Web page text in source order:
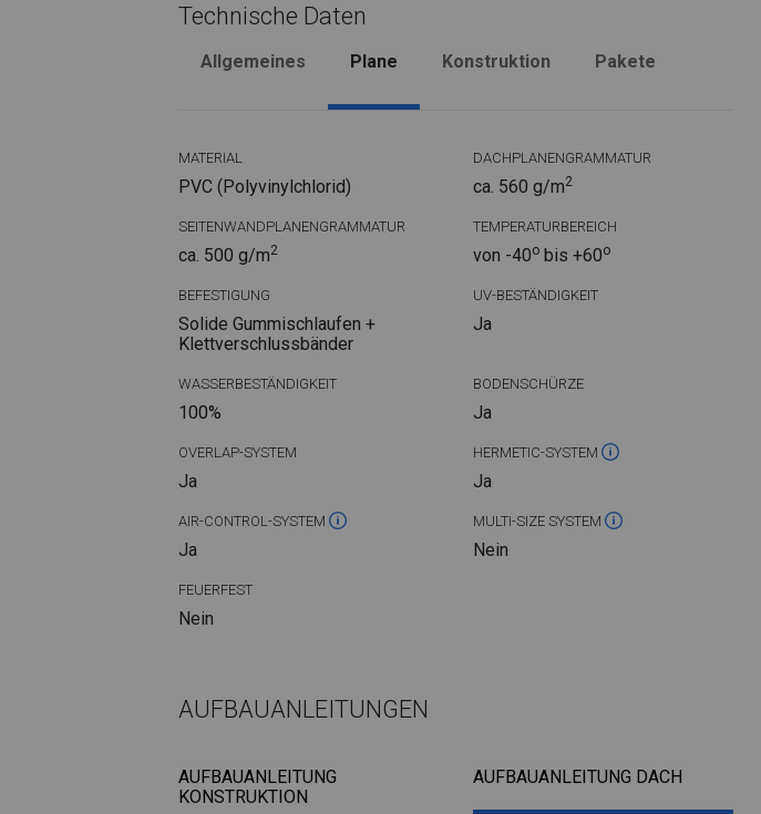
Technische Daten
Allgemeines Plane Konstruktion Pakete
MATERIAL
PVC (Polyvinylchlorid)
DACHPLANENGRAMMATUR
ca. 560 g/m2
SEITENWANDPLANENGRAMMATUR
ca. 500 g/m2
TEMPERATURBEREICH
von -40obis +60o
BEFESTIGUNG
Solide Gummischlaufen +
Klettverschlussbänder
UV-BESTÄNDIGKEIT
Ja
WASSERBESTÄNDIGKEIT
100%
BODENSCHÜRZE
Ja
OVERLAP-SYSTEM
Ja
HERMETIC-SYSTEM
Ja
AIR-CONTROL-SYSTEM
Ja
MULTI-SIZE SYSTEM
Nein
FEUERFEST
Nein
AUFBAUANLEITUNGEN
AUFBAUANLEITUNG
KONSTRUKTION
AUFBAUANLEITUNG DACH